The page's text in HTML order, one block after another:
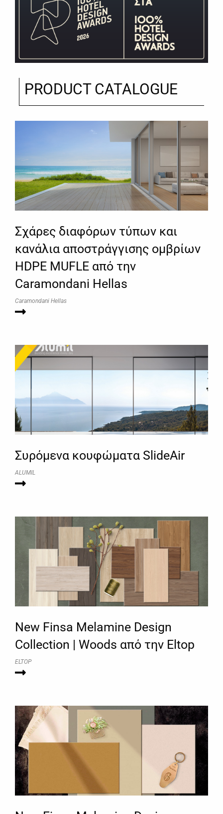
PRODUCT CATALOGUE
Σχάρες διαφόρων τύπων και
κανάλια αποστράγγισης ομβρίων
HDPE MUFLE από την
Caramondani Hellas
Caramondani Hellas
Συρόμενα κουφώματα SlideAir
ALUMIL
New Finsa Melamine Design
Collection | Woods από την Eltop
ELTOP